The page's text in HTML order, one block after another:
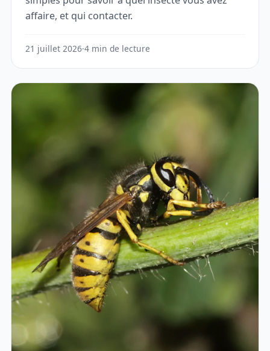
affaire, et qui contacter.
21 juillet 2026·4 min de lecture